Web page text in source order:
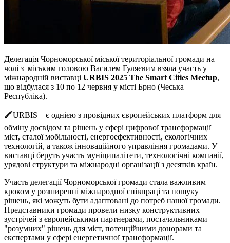
Делегація Чорноморської міської територіальної громади на
чолі з міським головою Василем Гуляєвим взяла участь у
міжнародній виставці URBIS 2025 The Smart Cities Meetup,
що відбулася з 10 по 12 червня у місті Брно (Чеська
Республіка).
🖍URBIS – є однією з провідних європейських платформ для
обміну досвідом та рішень у сфері цифрової трансформації
міст, сталої мобільності, енергоефективності, екологічних
технологій, а також інноваційного управління громадами. У
виставці беруть участь муніципалітети, технологічні компанії,
урядові структури та міжнародні організації з десятків країн.
Участь делегації Чорноморської громади стала важливим
кроком у розширенні міжнародної співпраці та пошуку
рішень, які можуть бути адаптовані до потреб нашої громади.
Представники громади провели низку конструктивних
зустрічей з європейськими партнерами, постачальниками
"розумних" рішень для міст, потенційними донорами та
експертами у сфері енергетичної трансформації.